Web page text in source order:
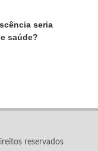
seria
saúde?
reservados